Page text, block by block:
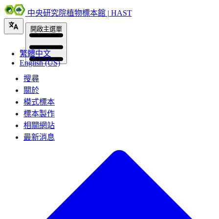
中央研究院植物標本館 | HAST
繁體中文
English (US)
開啟主選單
搜尋
關於
模式標本
標本製作
相關網站
最新消息